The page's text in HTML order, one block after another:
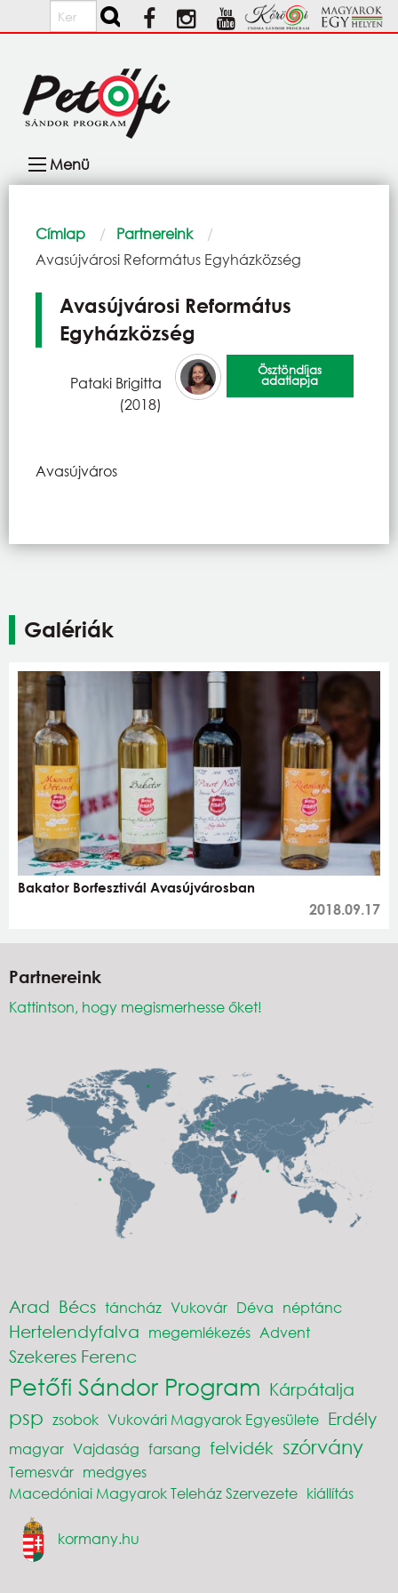
Ugrás a tartalomra
Keresés
navigáció
Menü
Morzsa
Címlap
Partnereink
Current:
Avasújvárosi Református Egyházközség
Avasújvárosi Református
Egyházközség
Pataki Brigitta
(2018)
Ösztöndíjas
adatlapja
Avasújváros
Galériák
Bakator Borfesztivál Avasújvárosban
2018.09.17
Partnereink
Kattintson, hogy megismerhesse őket!
Arad Bécs táncház Vukovár Déva néptánc
Hertelendyfalva megemlékezés Advent
Szekeres Ferenc
Petőfi Sándor Program Kárpátalja
psp zsobok Vukovári Magyarok Egyesülete Erdély
magyar Vajdaság farsang felvidék szórvány
Temesvár medgyes
Macedóniai Magyarok Teleház Szervezete kiállítás
kormany.hu